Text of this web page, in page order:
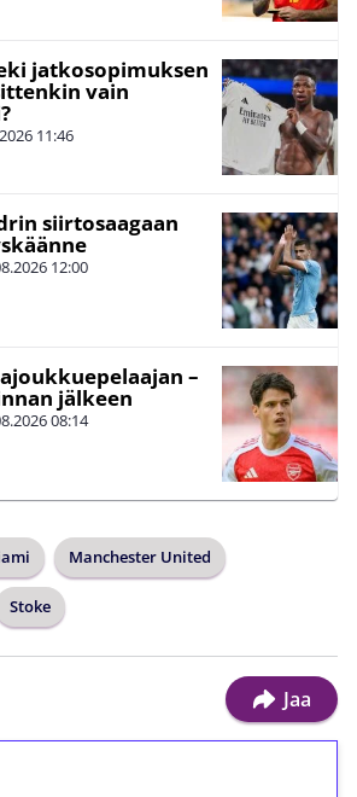
jatkosopimuksen
vain
11:46
siirtosaagaan
12:00
–
jälkeen
08:14
Manchester United
Stoke
Jaa